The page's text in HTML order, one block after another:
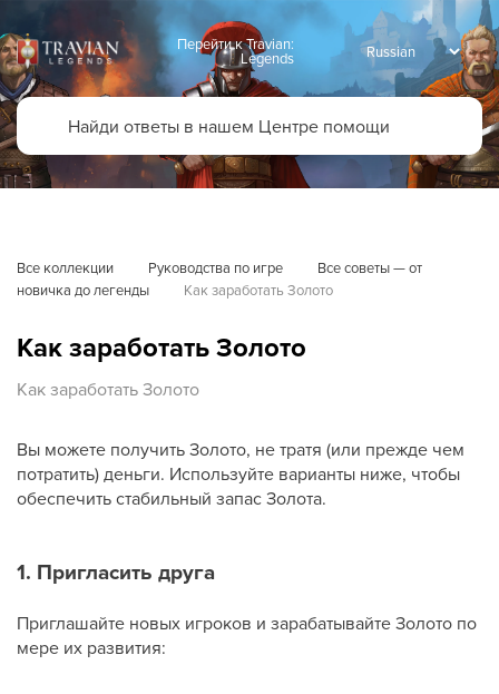
Перейти к Travian:
Legends
Все коллекции Руководства по игре
Все советы — от
новичка до легенды
Как заработать Золото
Как заработать Золото
Как заработать Золото
Вы можете получить Золото, не тратя (или прежде чем
потратить) деньги. Используйте варианты ниже, чтобы
обеспечить стабильный запас Золота.
1. Пригласить друга
Приглашайте новых игроков и зарабатывайте Золото по
мере их развития: